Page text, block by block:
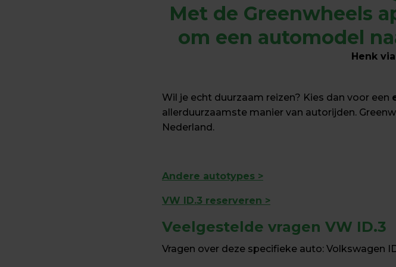
Met de Greenwheels
om een automodel
Henk
Wil je echt duurzaam reizen? Kies dan voor een
allerduurzaamste manier van autorijden.
Nederland.
Andere autotypes >
VW ID.3 reserveren >
Veelgestelde vragen VW ID.3
Vragen over deze specifieke auto: Volkswagen